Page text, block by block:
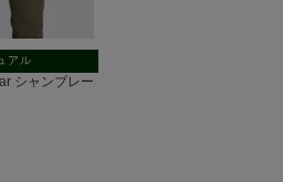
アル
シャンブレー